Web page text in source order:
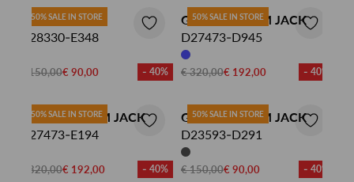
50% SALE IN STORE
G-STAR JAS
D28330-E348
€ 150,00€ 90,00 - 40%
50% SALE IN STORE
G-STAR DENIM JACK
D27473-D945
€ 320,00€ 192,00 - 40%
50% SALE IN STORE
G-STAR DENIM JACK
D27473-E194
€ 320,00€ 192,00 - 40%
50% SALE IN STORE
G-STAR DENIM JACK
D23593-D291
€ 150,00€ 90,00 - 40%